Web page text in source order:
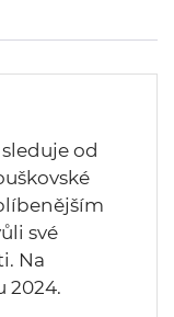
od
své
Na
2024.